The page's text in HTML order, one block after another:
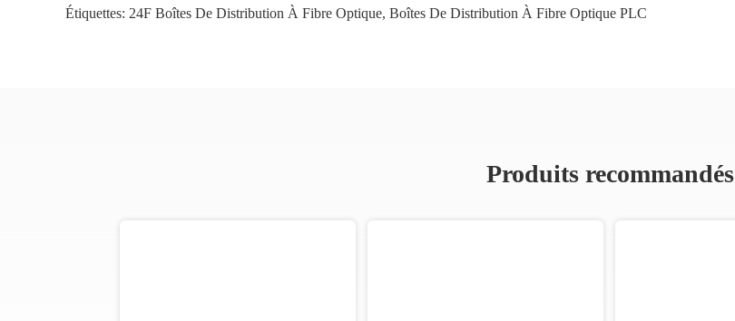
Étiquettes: 24F Boîtes De Distribution À Fibre Optique, Boîtes De Distribution À Fibre Optique PLC
Produits recommandés